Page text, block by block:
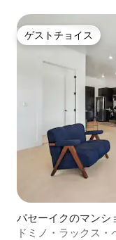
ゲストチョイス
ゲストチョイス
パセーイクのマンシ
ドミノ・ラックス・